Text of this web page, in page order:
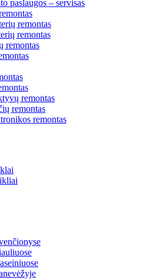
paslaugos – servisas
remontas
remontas
remontas
remontas
remontas
remontas